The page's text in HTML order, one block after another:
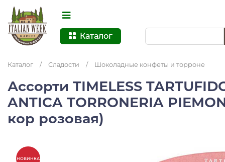
Каталог
Каталог / Сладости / Шоколадные конфеты и торроне
Ассорти TIMELESS
ANTICA TORRONERIA
кор розовая)
НОВИНКА